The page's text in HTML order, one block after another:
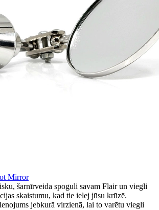
Mirror
šarnīrveida spoguli savam Flair un viegli
skaistumu, kad tie ielej jūsu krūzē.
jebkurā virzienā, lai to varētu viegli